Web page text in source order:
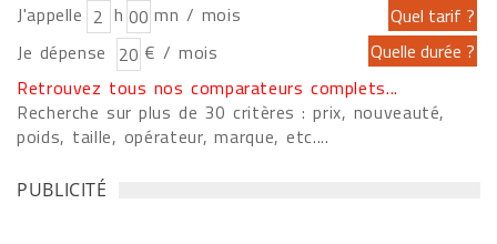
J'appelle h
mn / mois
Je dépense
€ / mois
Retrouvez tous nos comparateurs complets...
Recherche sur plus de 30 critères : prix, nouveauté,
poids, taille, opérateur, marque, etc....
PUBLICITÉ